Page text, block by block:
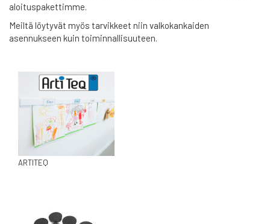
aloituspakettimme.
Meiltä löytyvät myös tarvikkeet niin valkokankaiden
asennukseen kuin toiminnallisuuteen.
ARTITEQ